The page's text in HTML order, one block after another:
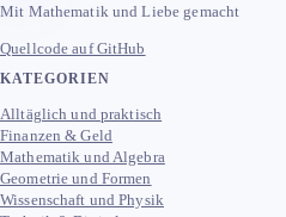
Mit Mathematik und Liebe gemacht
Quellcode auf GitHub
KATEGORIEN
Alltäglich und praktisch
Finanzen & Geld
Mathematik und Algebra
Geometrie und Formen
Wissenschaft und Physik